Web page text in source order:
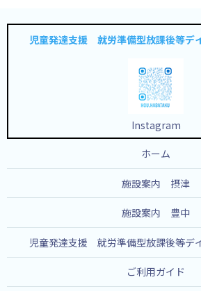
児童発達支援 就労準備型放課後等デ
Instagram
ホーム
施設案内 摂津
施設案内 豊中
児童発達支援 就労準備型放課後等デ
ご利用ガイド